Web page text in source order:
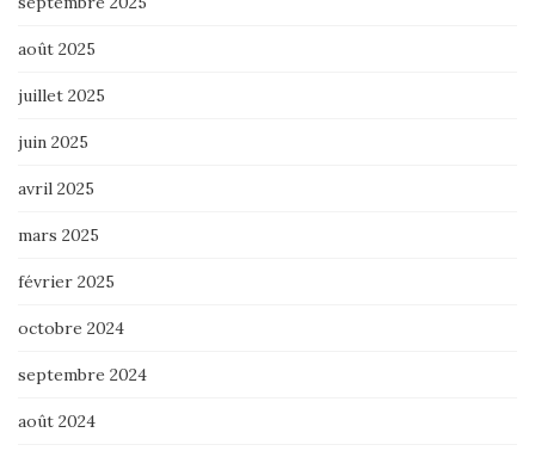
août 2025
juillet 2025
juin 2025
avril 2025
mars 2025
février 2025
octobre 2024
septembre 2024
août 2024